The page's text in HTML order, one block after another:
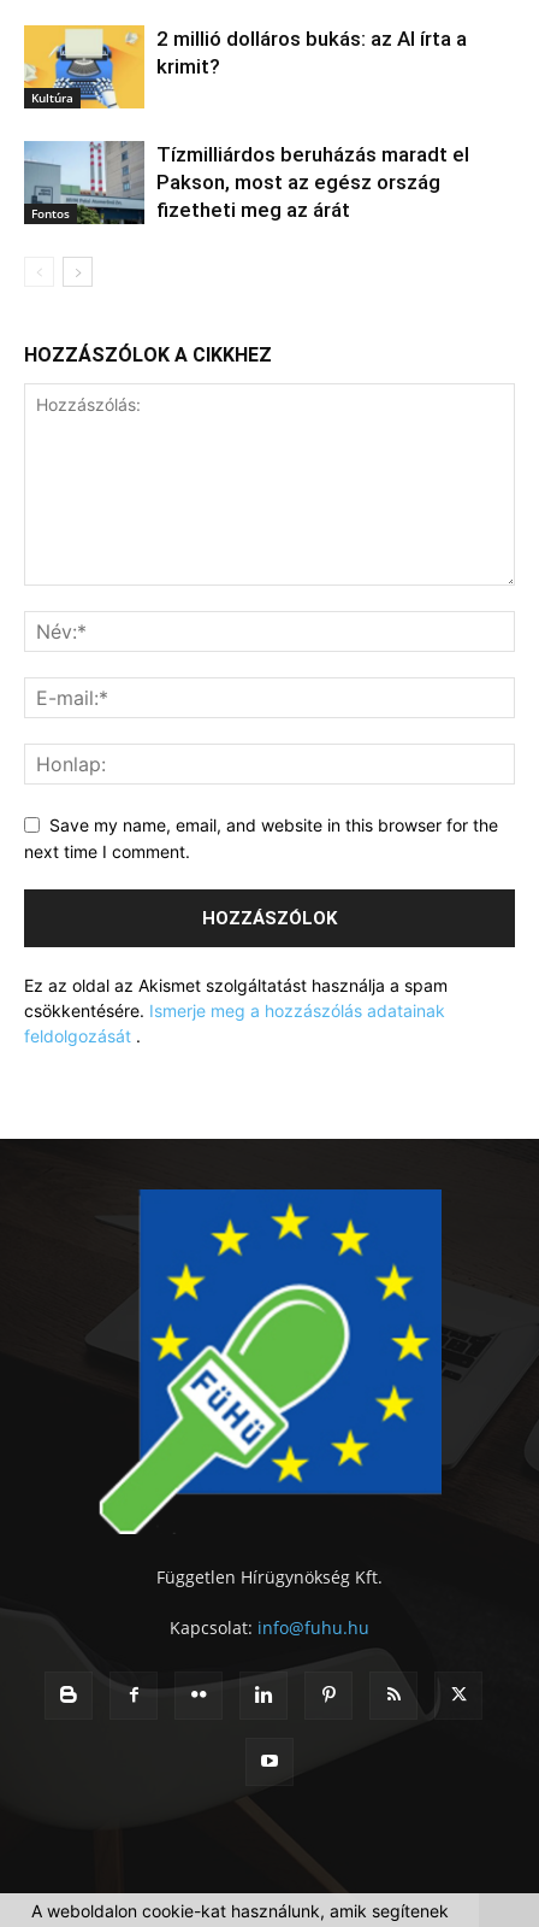
Kultúra
2 millió dolláros bukás: az AI írta a
krimit?
Fontos
Tízmilliárdos beruházás maradt el
Pakson, most az egész ország
fizetheti meg az árát
HOZZÁSZÓLOK A CIKKHEZ
Save my name, email, and website in this browser for the
next time I comment.
Ez az oldal az Akismet szolgáltatást használja a spam
csökkentésére. Ismerje meg a hozzászólás adatainak
feldolgozását .
Független Hírügynökség Kft.
Kapcsolat: info@fuhu.hu
A weboldalon cookie-kat használunk, amik segítenek